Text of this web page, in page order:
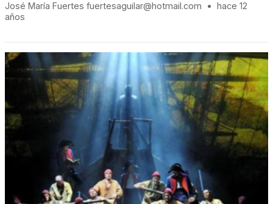
José María Fuertes fuertesaguilar@hotmail.com • hace 12
años